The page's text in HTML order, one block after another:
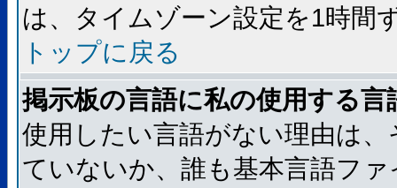
は、タイムゾーン設定を1時間
トップに戻る
掲示板の言語に私の使用する
使用したい言語がない理由は
ていないか、誰も基本言語フ